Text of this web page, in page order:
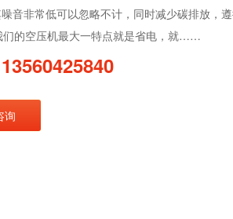
音非常低可以忽略不计，同时减少碳排放，
们的空压机最大一特点就是省电，就……
13560425840
询